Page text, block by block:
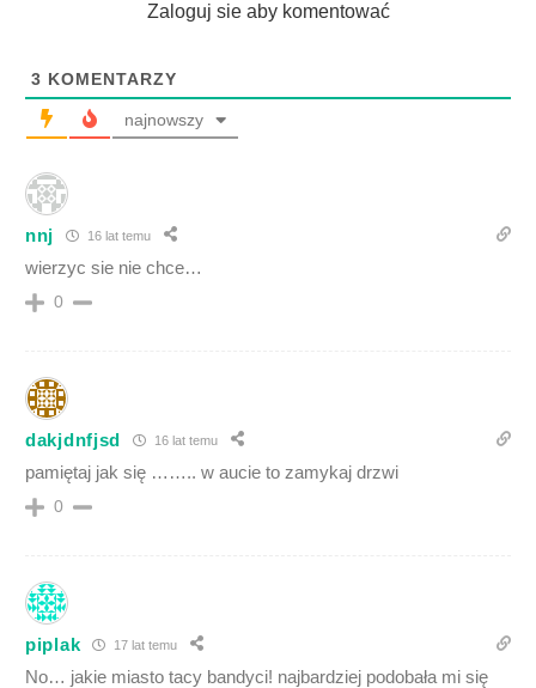
Zaloguj sie aby komentować
3 KOMENTARZY
najnowszy
nnj 16 lat temu
wierzyc sie nie chce…
0
dakjdnfjsd 16 lat temu
pamiętaj jak się …….. w aucie to zamykaj drzwi
0
piplak 17 lat temu
No… jakie miasto tacy bandyci! najbardziej podobała mi się